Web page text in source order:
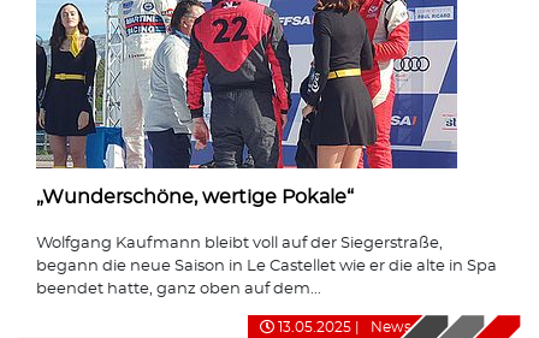
„Wunderschöne, wertige Pokale“
Wolfgang Kaufmann bleibt voll auf der Siegerstraße,
begann die neue Saison in Le Castellet wie er die alte in Spa
beendet hatte, ganz oben auf dem...
13.05.2025 News